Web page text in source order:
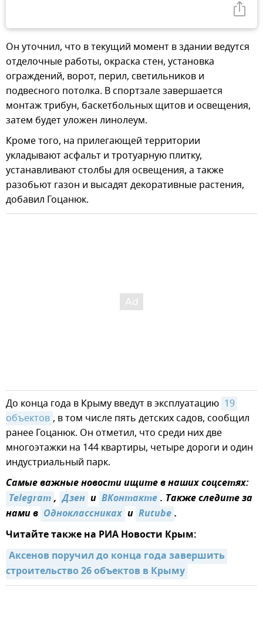
Он уточнил, что в текущий момент в здании ведутся
отделочные работы, окраска стен, установка
ограждений, ворот, перил, светильников и
подвесного потолка. В спортзале завершается
монтаж трибун, баскетбольных щитов и освещения,
затем будет уложен линолеум.
Кроме того, на прилегающей территории
укладывают асфальт и тротуарную плитку,
устанавливают столбы для освещения, а также
разобьют газон и высадят декоративные растения,
добавил Гоцанюк.
До конца года в Крыму введут в эксплуатацию 19
объектов , в том числе пять детских садов, сообщил
ранее Гоцанюк. Он отметил, что среди них две
многоэтажки на 144 квартиры, четыре дороги и один
индустриальный парк.
Самые важные новости ищите в наших соцсетях:
Telegram, Дзен и ВКонтакте. Также следите за
нами в Одноклассниках и Rutube.
Читайте также на РИА Новости Крым:
Аксенов поручил до конца года завершить
строительство 26 объектов в Крыму